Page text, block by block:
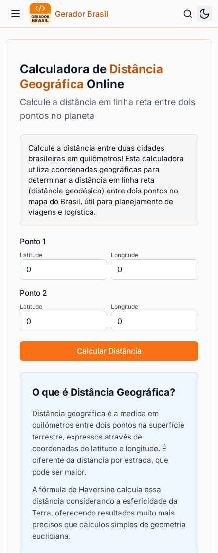
Menu
Gerador Brasil
Calculadora de Distância
Geográfica Online
Calcule a distância em linha reta entre dois
pontos no planeta
Calcule a distância entre duas cidades
brasileiras em quilômetros! Esta calculadora
utiliza coordenadas geográficas para
determinar a distância em linha reta
(distância geodésica) entre dois pontos no
mapa do Brasil, útil para planejamento de
viagens e logística.
Ponto 1
Latitude Longitude
Ponto 2
Latitude Longitude
Calcular Distância
O que é Distância Geográfica?
Distância geográfica é a medida em
quilómetros entre dois pontos na superfície
terrestre, expressos através de
coordenadas de latitude e longitude. É
diferente da distância por estrada, que
pode ser maior.
A fórmula de Haversine calcula essa
distância considerando a esfericidade da
Terra, oferecendo resultados muito mais
precisos que cálculos simples de geometria
euclidiana.